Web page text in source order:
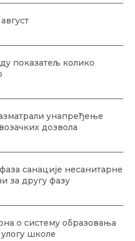
показатељ колико
унапређење
дозвола
санације несанитарне
за другу фазу
о систему образовања
школе